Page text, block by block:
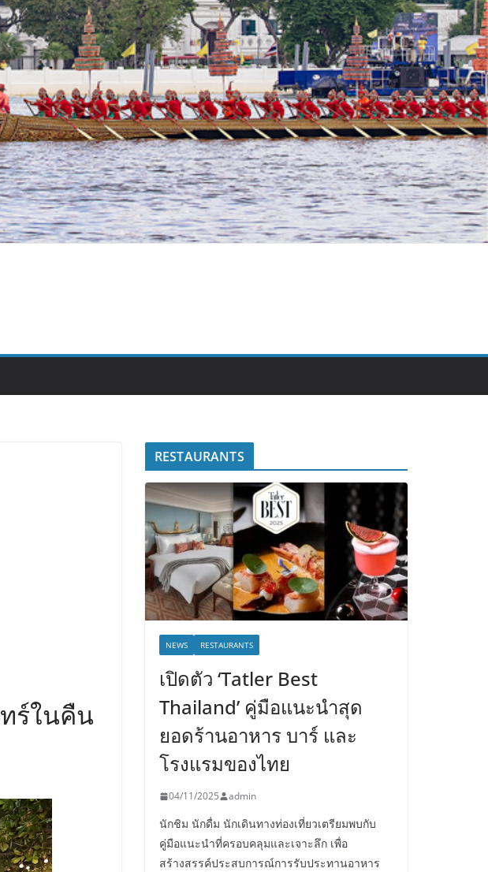
ร์ในคืน
RESTAURANTS
NEWS RESTAURANTS
เปิดตัว ‘Tatler Best
Thailand’ คู่มือแนะนำสุด
ยอดร้านอาหาร บาร์ และ
โรงแรมของไทย
04/11/2025 admin
นักชิม นักดื่ม นักเดินทางท่องเที่ยวเตรียมพบกับ
คู่มือแนะนำที่ครอบคลุมและเจาะลึก เพื่อ
สร้างสรรค์ประสบการณ์การรับประทานอาหาร